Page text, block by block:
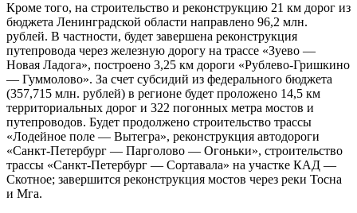
Кроме того, на строительство и реконструкцию 21 км дорог из
бюджета Ленинградской области направлено 96,2 млн.
рублей. В частности, будет завершена реконструкция
путепровода через железную дорогу на трассе «Зуево —
Новая Ладога», построено 3,25 км дороги «Рублево-Гришкино
— Гуммолово». За счет субсидий из федерального бюджета
(357,715 млн. рублей) в регионе будет проложено 14,5 км
территориальных дорог и 322 погонных метра мостов и
путепроводов. Будет продолжено строительство трассы
«Лодейное поле — Вытегра», реконструкция автодороги
«Санкт-Петербург — Парголово — Огоньки», строительство
трассы «Санкт-Петербург — Сортавала» на участке КАД —
Скотное; завершится реконструкция мостов через реки Тосна
и Мга.